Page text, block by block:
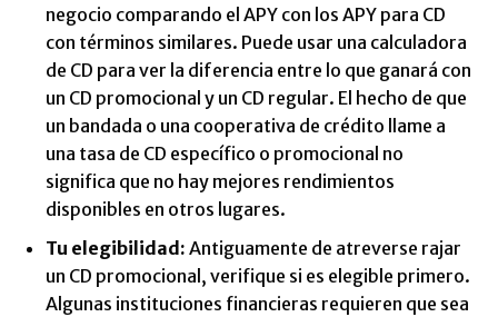
negocio comparando el APY con los APY para CD
con términos similares. Puede usar una calculadora
de CD para ver la diferencia entre lo que ganará con
un CD promocional y un CD regular. El hecho de que
un bandada o una cooperativa de crédito llame a
una tasa de CD específico o promocional no
significa que no hay mejores rendimientos
disponibles en otros lugares.
Tu elegibilidad: Antiguamente de atreverse rajar
un CD promocional, verifique si es elegible primero.
Algunas instituciones financieras requieren que sea